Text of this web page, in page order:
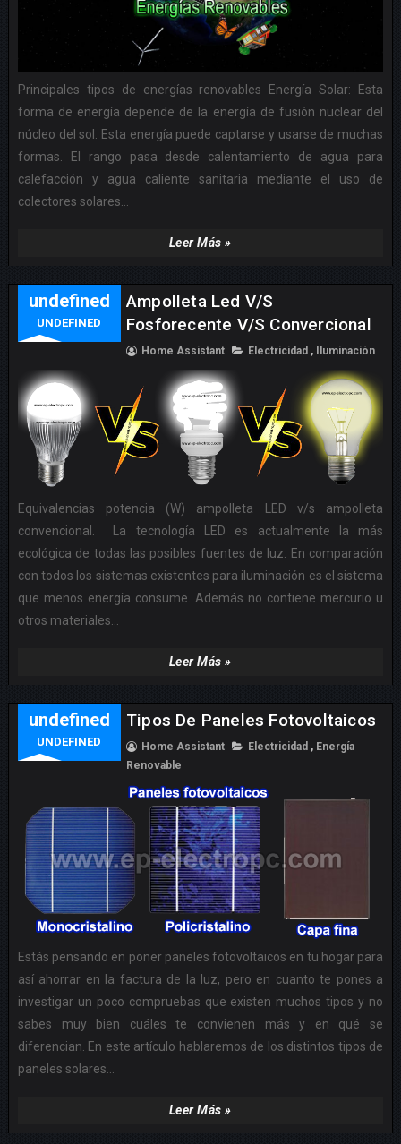
Principales tipos de energías renovables Energía Solar: Esta
forma de energía depende de la energía de fusión nuclear del
núcleo del sol. Esta energía puede captarse y usarse de muchas
formas. El rango pasa desde calentamiento de agua para
calefacción y agua caliente sanitaria mediante el uso de
colectores solares...
Leer Más »
undefined
UNDEFINED
Ampolleta Led V/s
Fosforecente V/s Convercional
Home Assistant Electricidad , Iluminación
Equivalencias potencia (W) ampolleta LED v/s ampolleta
convencional. La tecnología LED es actualmente la más
ecológica de todas las posibles fuentes de luz. En comparación
con todos los sistemas existentes para iluminación es el sistema
que menos energía consume. Además no contiene mercurio u
otros materiales...
Leer Más »
undefined
UNDEFINED
Tipos De Paneles Fotovoltaicos
Home Assistant Electricidad , Energía
Renovable
Estás pensando en poner paneles fotovoltaicos en tu hogar para
así ahorrar en la factura de la luz, pero en cuanto te pones a
investigar un poco compruebas que existen muchos tipos y no
sabes muy bien cuáles te convienen más y en qué se
diferencian. En este artículo hablaremos de los distintos tipos de
paneles solares...
Leer Más »